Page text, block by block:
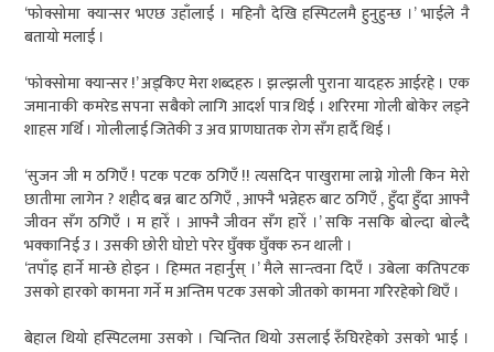
‘फोक्सोमा क्यान्सर भएछ उहाँलाई । महिनौ देखि हस्पिटलमै हुनुहुन्छ ।’ भाईले नै
बतायो मलाई ।
‘फोक्सोमा क्यान्सर !’ अड्किए मेरा शब्दहरु । झल्झली पुराना यादहरु आईरहे । एक
जमानाकी कमरेड सपना सबैको लागि आदर्श पात्र थिई । शरिरमा गोली बोकेर लड्ने
शाहस गर्थि । गोलीलाई जितेकी उ अव प्राणघातक रोग सँग हार्दै थिई ।
‘सुजन जी म ठगिएँ ! पटक पटक ठगिएँ !! त्यसदिन पाखुरामा लाग्ने गोली किन मेरो
छातीमा लागेन ? शहीद बन्न बाट ठगिएँ , आफ्नै भन्नेहरु बाट ठगिएँ , हुँदा हुँदा आफ्नै
जीवन सँग ठगिएँ । म हारेँ । आफ्नै जीवन सँग हारेँ ।’ सकि नसकि बोल्दा बोल्दै
भक्कानिई उ । उसकी छोरी घोप्टो परेर घुँक्क घुँक्क रुन थाली ।
‘तपाँइ हार्ने मान्छे होइन । हिम्मत नहार्नुस् ।’ मैले सान्त्वना दिएँ । उबेला कतिपटक
उसको हारको कामना गर्ने म अन्तिम पटक उसको जीतको कामना गरिरहेको थिएँ ।
बेहाल थियो हस्पिटलमा उसको । चिन्तित थियो उसलाई रुँघिरहेको उसको भाई ।